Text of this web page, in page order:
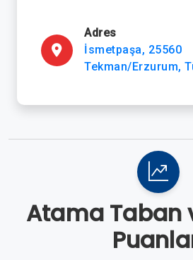
Adres
İsmetpaşa, 25560
Tekman/Erzurum,
Atama Taban